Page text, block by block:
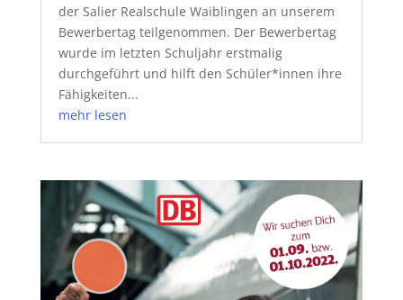
der Salier Realschule Waiblingen an unserem
Bewerbertag teilgenommen. Der Bewerbertag
wurde im letzten Schuljahr erstmalig
durchgeführt und hilft den Schüler*innen ihre
Fähigkeiten...
mehr lesen